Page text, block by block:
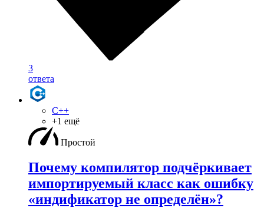
3
ответа
C++
+1 ещё
Простой
Почему компилятор подчёркивает
импортируемый класс как ошибку
«индификатор не определён»?